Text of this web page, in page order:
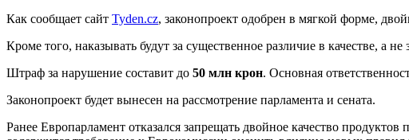
Как сообщает сайт Tyden.cz, законопроект одобрен в мягкой форме,
Кроме того, наказывать будут за существенное различие в качестве, а не
Штраф за нарушение составит до 50 млн крон. Основная
Законопроект будет вынесен на рассмотрение парламента и сената.
Ранее Европарламент отказался запрещать двойное качество